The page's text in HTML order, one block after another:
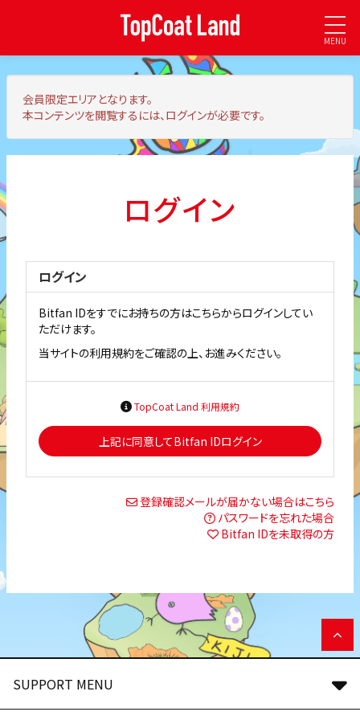
MENU
会員限定エリア となります。
本コンテンツを閲覧するには、ログインが必要です。
ログイン
ログイン
Bitfan IDをすでにお持ちの方はこちらからログインしてい
ただけます。
当サイトの利用規約をご確認の上、お進みください。
TopCoat Land 利用規約
上記に同意してBitfan IDログイン
登録確認メールが届かない場合はこちら
パスワードを忘れた場合
Bitfan IDを未取得の方
SUPPORT MENU